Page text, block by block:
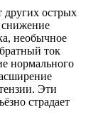
других острых
необычное
ток
нормального
Эти
страдает